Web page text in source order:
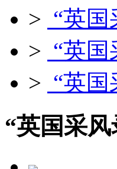
> “英
> “英
> “英
“英国采